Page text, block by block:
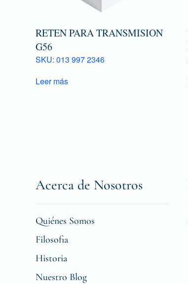
RETEN PARA TRANSMISION
G56
SKU: 013 997 2346
Leer más
Acerca de Nosotros
Quiénes Somos
Filosofia
Historia
Nuestro Blog